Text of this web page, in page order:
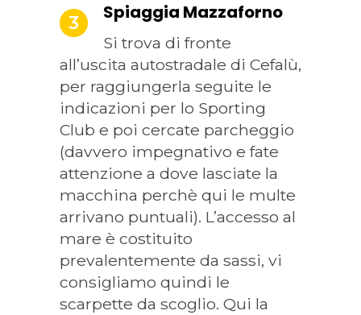
3 Spiaggia Mazzaforno
Si trova di fronte
all’uscita autostradale di Cefalù,
per raggiungerla seguite le
indicazioni per lo Sporting
Club e poi cercate parcheggio
(davvero impegnativo e fate
attenzione a dove lasciate la
macchina perchè qui le multe
arrivano puntuali). L’accesso al
mare è costituito
prevalentemente da sassi, vi
consigliamo quindi le
scarpette da scoglio. Qui la